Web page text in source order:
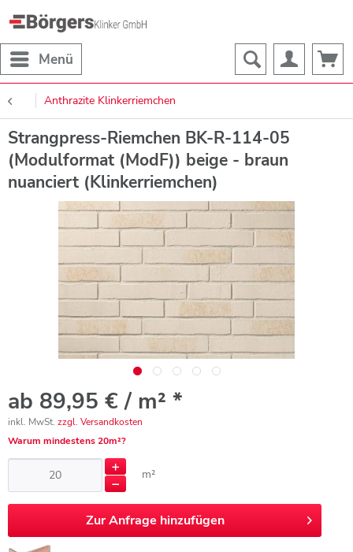
Menü
Anthrazite Klinkerriemchen
Strangpress-Riemchen BK-R-114-05
(Modulformat (ModF)) beige - braun
nuanciert (Klinkerriemchen)
ab 89,95 € / m² *
inkl. MwSt. zzgl. Versandkosten
Warum mindestens 20m²?
m²
ZurAnfrage hinzufügen